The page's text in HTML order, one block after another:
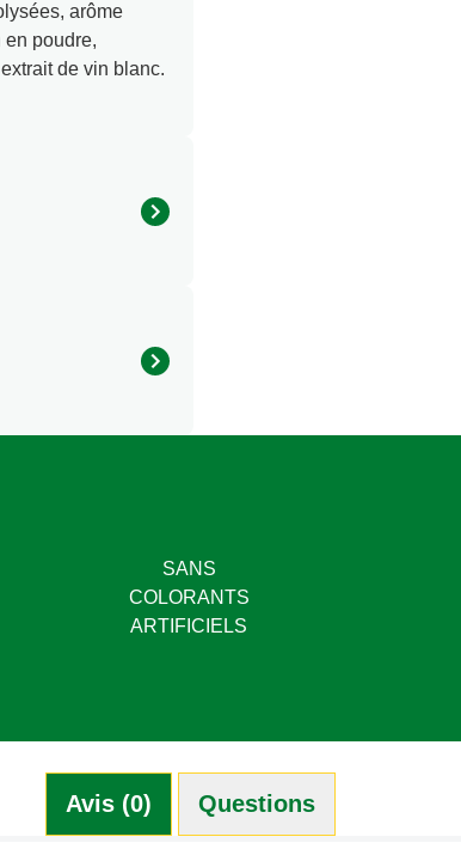
arôme
en poudre,
de vin blanc.
1,9g
SANS
COLORANTS
ARTIFICIELS
Avis (0) Questions (1)